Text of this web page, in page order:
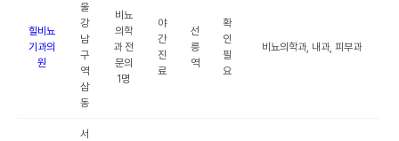
힐비뇨
기과의
원
울
강
남
구
역
삼
동
비뇨
의학
과 전
문의
1명
야
간
진
료
선
릉
역
확
인
필
요
비뇨의학과, 내과, 피부과
서